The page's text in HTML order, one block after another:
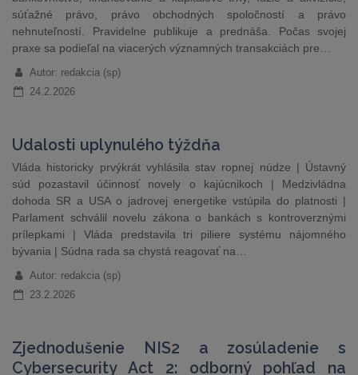
súťažné právo, právo obchodných spoločností a právo
nehnuteľností. Pravidelne publikuje a prednáša. Počas svojej
praxe sa podieľal na viacerých významných transakciách pre…
Autor: redakcia (sp)
24.2.2026
Udalosti uplynulého týždňa
Vláda historicky prvýkrát vyhlásila stav ropnej núdze | Ústavný
súd pozastavil účinnosť novely o kajúcnikoch | Medzivládna
dohoda SR a USA o jadrovej energetike vstúpila do platnosti |
Parlament schválil novelu zákona o bankách s kontroverznými
prílepkami | Vláda predstavila tri piliere systému nájomného
bývania | Súdna rada sa chystá reagovať na…
Autor: redakcia (sp)
23.2.2026
Zjednodušenie NIS2 a zosúladenie s
Cybersecurity Act 2: odborný pohľad na